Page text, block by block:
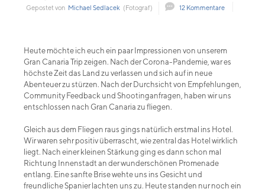
Gepostet von Michael Sedlacek (Fotograf) 12 Kommentare
Heute möchte ich euch ein paar Impressionen von unserem
Gran Canaria Trip zeigen. Nach der Corona-Pandemie, war es
höchste Zeit das Land zu verlassen und sich auf in neue
Abenteuer zu stürzen. Nach der Durchsicht von Empfehlungen,
Community Feedback und Shootinganfragen, haben wir uns
entschlossen nach Gran Canaria zu fliegen.
Gleich aus dem Fliegen raus gings natürlich erstmal ins Hotel.
Wir waren sehr positiv überrascht, wie zentral das Hotel wirklich
liegt. Nach einer kleinen Stärkung ging es dann schon mal
Richtung Innenstadt an der wunderschönen Promenade
entlang. Eine sanfte Brise wehte uns ins Gesicht und
freundliche Spanier lachten uns zu. Heute standen nur noch ein